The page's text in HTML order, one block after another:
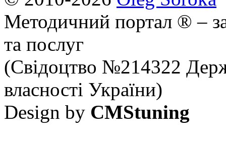
Методичний портал ® –
та послуг
(Свідоцтво №214322
власності України)
Design by CMStuning